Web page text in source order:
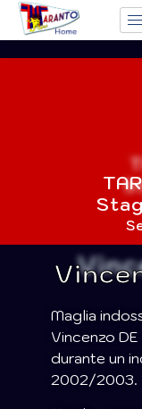
Maglia
Vincenzo DE
durante un
2002/2003.